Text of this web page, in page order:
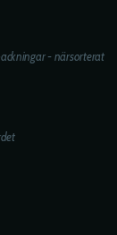
- närsorterat